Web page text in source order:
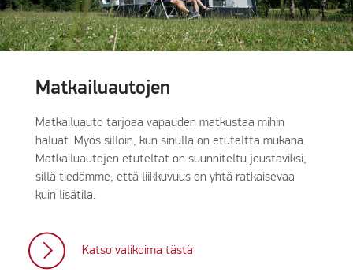
Matkailuautojen
Matkailuauto tarjoaa vapauden matkustaa mihin
haluat. Myös silloin, kun sinulla on etuteltta mukana.
Matkailuautojen etuteltat on suunniteltu joustaviksi,
sillä tiedämme, että liikkuvuus on yhtä ratkaisevaa
kuin lisätila.
Katso valikoima tästä